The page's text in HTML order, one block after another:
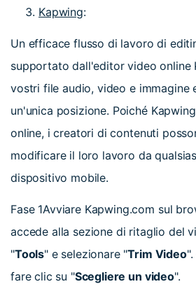
Kapwing:
Un efficace flusso di lavoro di
supportato dall'editor video online
vostri file audio, video e
un'unica posizione. Poiché
online, i creatori di contenuti
modificare il loro lavoro da
dispositivo mobile.
Fase 1Avviare Kapwing.com sul
accede alla sezione di ritaglio del
"Tools" e selezionare "Trim Video
fare clic su "Scegliere un video".